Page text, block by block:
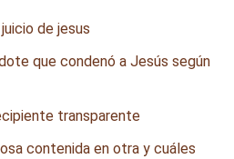
que condenó a Jesús según
contenida en otra y cuáles